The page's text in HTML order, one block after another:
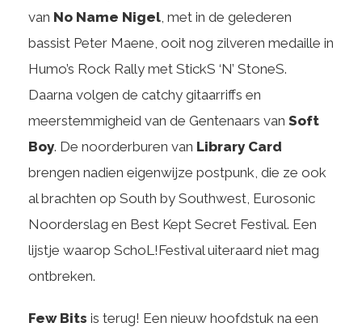
van No Name Nigel , met in de gelederen
bassist Peter Maene, ooit nog zilveren medaille in
Humo’s Rock Rally met StickS ‘N’ StoneS.
Daarna volgen de catchy gitaarriffs en
meerstemmigheid van de Gentenaars van Soft
Boy. De noorderburen van Library Card
brengen nadien eigenwijze postpunk, die ze ook
al brachten op South by Southwest, Eurosonic
Noorderslag en Best Kept Secret Festival. Een
lijstje waarop SchoL!Festival uiteraard niet mag
ontbreken.
Few Bits is terug! Een nieuw hoofdstuk na een